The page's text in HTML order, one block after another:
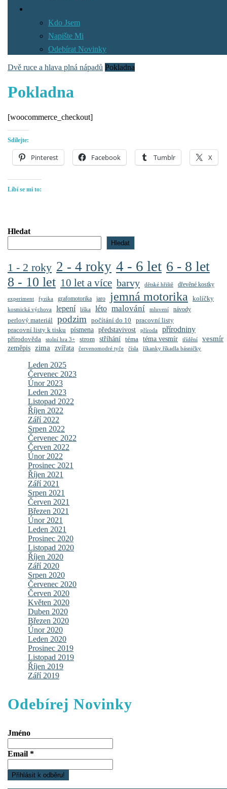
Kdo Jsem
Napište Mi
Odebírat Novinky
Dvě ruce a hlava plná nápadů Pokladna
Pokladna
[woocommerce_checkout]
Sdílejte:
Pinterest Facebook Tumblr X
Líbí se mi to:
Hledat
Hledat
1 - 2 roky 2 - 4 roky 4 - 6 let 6 - 8 let
8 - 10 let 10 let a více barvy dětské hřiště dřevěné kostky
experiment fyzika grafomotorika jaro jemná motorika kolíčky
kosmická výchova lepení liška léto malování mluvení návody
perlový materiál podzim počítání do 10
pracovní listy
pracovní listy k tisku
písmena představivost příroda přírodniny
přírodověda stolní hra 3+ strom stříhání téma téma vesmír třídění vesmír
zeměpis zima zvířata červenomodré tyče čísla říkanky říkadla básničky
Leden 2025
Červenec 2023
Únor 2023
Leden 2023
Listopad 2022
Říjen 2022
Září 2022
Srpen 2022
Červenec 2022
Červen 2022
Únor 2022
Prosinec 2021
Říjen 2021
Září 2021
Srpen 2021
Červen 2021
Březen 2021
Únor 2021
Leden 2021
Prosinec 2020
Listopad 2020
Říjen 2020
Září 2020
Srpen 2020
Červenec 2020
Červen 2020
Květen 2020
Duben 2020
Březen 2020
Únor 2020
Leden 2020
Prosinec 2019
Listopad 2019
Říjen 2019
Září 2019
Odebírej Novinky
Jméno
Email *